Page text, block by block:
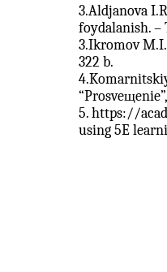
3.Aldjanova
foydalanish. –
3.Ikromov
322 b.
5. https://
using 5E